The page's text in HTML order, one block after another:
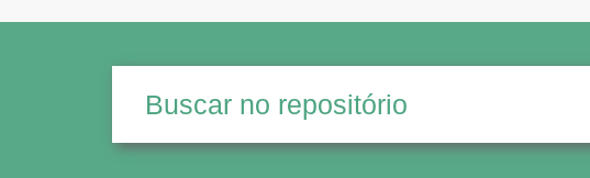
Institucional